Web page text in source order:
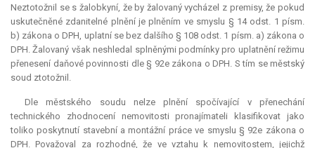
Neztotožnil se s žalobkyní, že by žalovaný vycházel z premisy, že pokud
uskutečněné zdanitelné plnění je plněním ve smyslu § 14 odst. 1 písm.
b) zákona o DPH, uplatní se bez dalšího § 108 odst. 1 písm. a) zákona o
DPH. Žalovaný však neshledal splněnými podmínky pro uplatnění režimu
přenesení daňové povinnosti dle § 92e zákona o DPH. S tím se městský
soud ztotožnil.
Dle městského soudu nelze plnění spočívající v přenechání
technického zhodnocení nemovitosti pronajímateli klasifikovat jako
toliko poskytnutí stavební a montážní práce ve smyslu § 92e zákona o
DPH. Považoval za rozhodné, že ve vztahu k nemovitostem, jejichž